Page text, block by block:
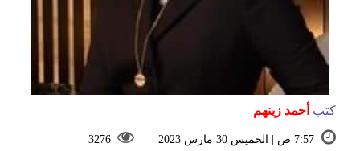
كتب أحمد زينهم
7:57 ص | الخميس 30 مارس 2023 3276